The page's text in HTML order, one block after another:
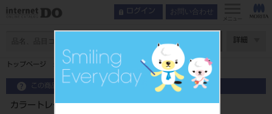
ログイン お問い合わせ
メニュー
詳細
トップページ カラートレー プレミアム 上顎用 ゴールド
この商品に関するお問い合わせ
カラートレー プレミアム 上顎用 ゴールド